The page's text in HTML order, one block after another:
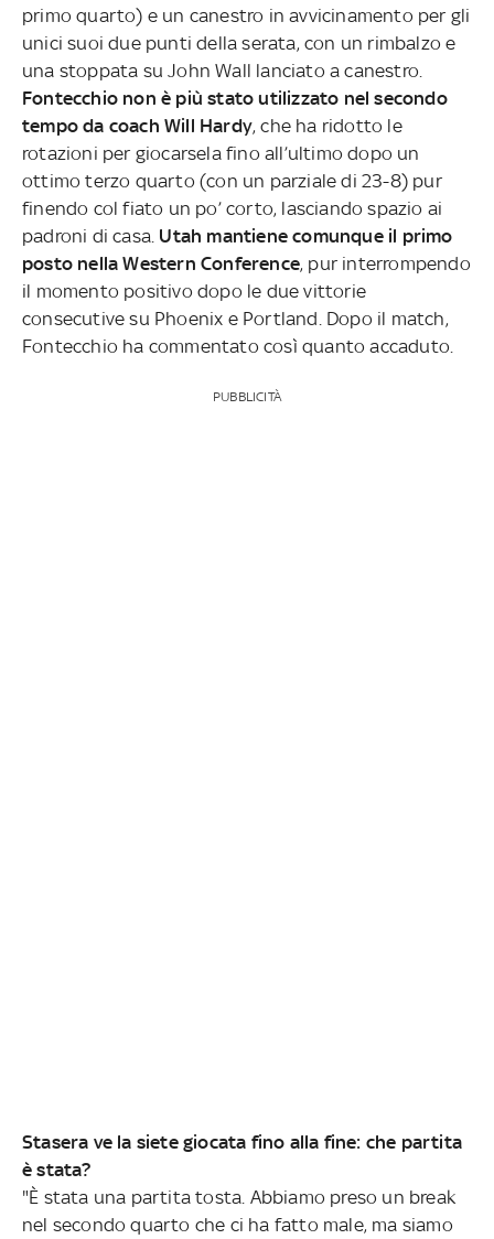
primo quarto) e un canestro in avvicinamento per gli
unici suoi due punti della serata, con un rimbalzo e
una stoppata su John Wall lanciato a canestro.
Fontecchio non è più stato utilizzato nel secondo
tempo da coach Will Hardy, che ha ridotto le
rotazioni per giocarsela fino all’ultimo dopo un
ottimo terzo quarto (con un parziale di 23-8) pur
finendo col fiato un po’ corto, lasciando spazio ai
padroni di casa. Utah mantiene comunque il primo
posto nella Western Conference, pur interrompendo
il momento positivo dopo le due vittorie
consecutive su Phoenix e Portland. Dopo il match,
Fontecchio ha commentato così quanto accaduto.
PUBBLICITÀ
Stasera ve la siete giocata fino alla fine: che partita
è stata?
"È stata una partita tosta. Abbiamo preso un break
nel secondo quarto che ci ha fatto male, ma siamo